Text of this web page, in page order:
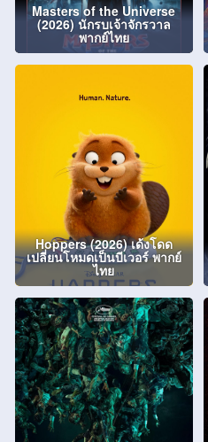
Masters of the Universe
(2026) นักรบเจ้าจักรวาล
พากย์ไทย
Hoppers (2026) เด้งโดด
เปลี่ยนโหมดเป็นบีเวอร์ พากย์
ไทย